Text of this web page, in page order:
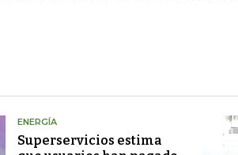
ENERGÍA
Superservicios estima